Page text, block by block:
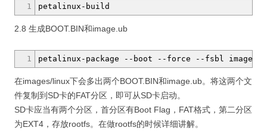
1 petalinux-build
2.8 生成BOOT.BIN和image.ub
1 petalinux-package --boot --force --fsbl images
在images/linux下会多出两个BOOT.BIN和image.ub。将这两个文
件复制到SD卡的FAT分区，即可从SD卡启动。
SD卡应当有两个分区，首分区有Boot Flag，FAT格式，第二分区
为EXT4，存放rootfs。在做rootfs的时候详细讲解。